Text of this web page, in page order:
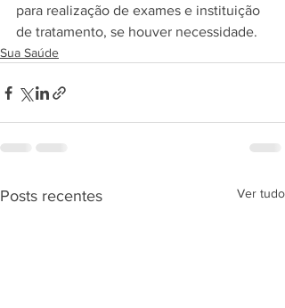
para realização de exames e instituição
de tratamento, se houver necessidade.
Sua Saúde
Posts recentes Ver tudo